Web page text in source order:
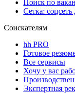
Поиск по
Сетка: соцсеть
Соискателям
hh PRO
Готовое
Все сервисы
Хочу у вас
Экспертная